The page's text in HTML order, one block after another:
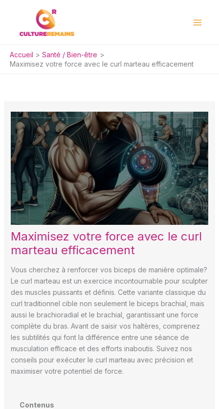
Accueil
Santé / Bien-être
Maximisez votre force avec le curl marteau efficacement
Maximisez votre force avec le curl
marteau efficacement
Vous cherchez à renforcer vos biceps de manière optimale?
Le curl marteau est un exercice incontournable pour sculpter
des muscles puissants et définis. Cette variante classique du
curl traditionnel cible non seulement le biceps brachial, mais
aussi le brachioradial et le brachial, garantissant une force
complète du bras. Avant de saisir vos haltères, comprenez
les subtilités qui font la différence entre une séance de
musculation efficace et des efforts inaboutis. Suivez nos
conseils pour exécuter le curl marteau avec précision et
maximiser votre potentiel de force.
Contenus